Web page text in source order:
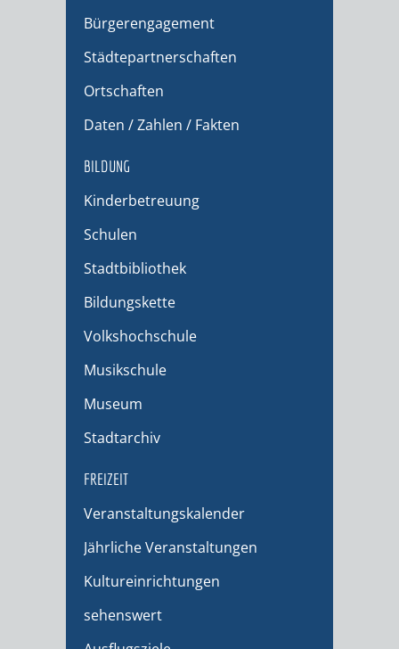
Bürgerengagement
Städtepartnerschaften
Ortschaften
Daten / Zahlen / Fakten
BILDUNG
Kinderbetreuung
Schulen
Stadtbibliothek
Bildungskette
Volkshochschule
Musikschule
Museum
Stadtarchiv
FREIZEIT
Veranstaltungskalender
Jährliche Veranstaltungen
Kultureinrichtungen
sehenswert